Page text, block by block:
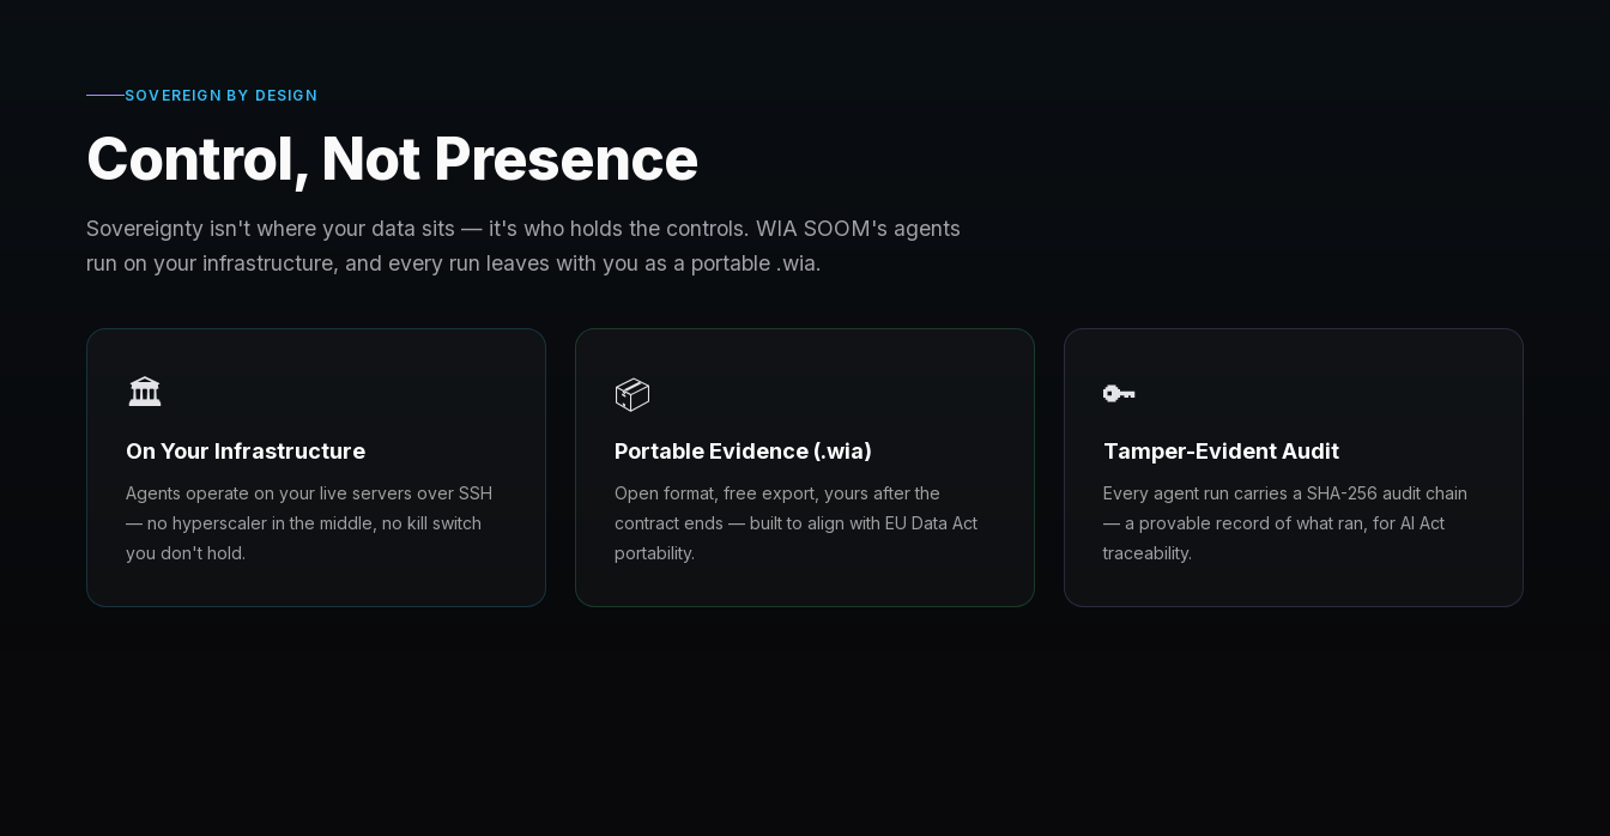
SOVEREIGN BY DESIGN
Control, Not Presence
Sovereignty isn't where your data sits — it's who holds the controls. WIA SOOM's agents
run on your infrastructure, and every run leaves with you as a portable .wia.
🏛️
On Your Infrastructure
Agents operate on your live servers over SSH
— no hyperscaler in the middle, no kill switch
you don't hold.
📦
Portable Evidence (.wia)
Open format, free export, yours after the
contract ends — built to align with EU Data Act
portability.
🔑
Tamper-Evident Audit
Every agent run carries a SHA-256 audit chain
— a provable record of what ran, for AI Act
traceability.